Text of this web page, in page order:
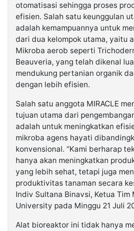
otomatisasi sehingga proses
efisien. Salah satu keunggulan
adalah kemampuannya untuk
dari dua kelompok utama, yaitu
Mikroba aerob seperti
Beauveria, yang telah dikenal
mendukung pertanian organik
dengan lebih efisien.
Salah satu anggota MIRACLE
tujuan utama dari
adalah untuk meningkatkan
mikroba agens hayati
konvensional. “Kami berharap
hanya akan meningkatkan
yang lebih sehat, tetapi juga
produktivitas tanaman secara
Indiv Sultana Binavsi, Ketua Tim
University pada Minggu 21 Juli
Alat bioreaktor ini tidak hanya